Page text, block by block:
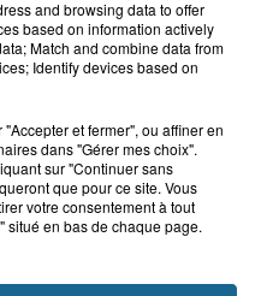
and browsing data to offer
based on information actively
Match and combine data from
Identify devices based on
et fermer", ou affiner en
dans "Gérer mes choix".
sur "Continuer sans
que pour ce site. Vous
votre consentement à tout
situé en bas de chaque page.